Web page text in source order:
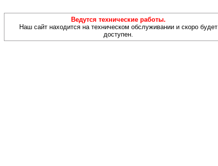
Ведутся технические работы.
Наш сайт находится на техническом обслуживании и скоро будет
доступен.